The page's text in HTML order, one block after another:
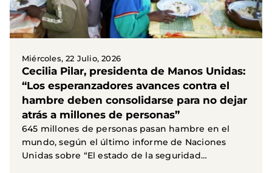
Miércoles, 22 Julio, 2026
Cecilia Pilar, presidenta de Manos Unidas:
“Los esperanzadores avances contra el
hambre deben consolidarse para no dejar
atrás a millones de personas”
645 millones de personas pasan hambre en el
mundo, según el último informe de Naciones
Unidas sobre “El estado de la seguridad